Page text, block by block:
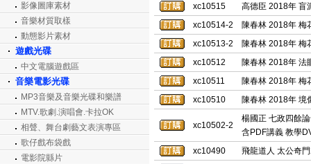
影像圖庫素材
音樂材質取樣
動態影片素材
遊戲光碟
中文電腦遊戲區
音樂電影光碟
MP3音樂及音樂光碟和樂譜
MTV.歌劇.演唱會.卡拉OK
相聲、舞台劇藝文表演專區
歌仔戲布袋戲
電影院縣片
xc10515
高德臣 2018年 盲
xc10514-2
陳春林 2018年 梅
xc10513-2
陳春林 2018年 梅
xc10512
陳春林 2018年 法
xc10511
陳春林 2018年 梅
xc10510
陳春林 2018年 境
xc10502-2
楊國正 七政四餘
含PDF講義 教學
xc10490
飛龍道人 太公奇